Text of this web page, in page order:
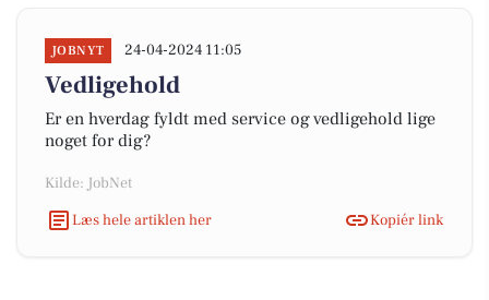
JOBNYT 24-04-2024 11:05
Vedligehold
Er en hverdag fyldt med service og vedligehold lige
noget for dig?
Kilde: JobNet
Læs hele artiklen her
Kopiér link